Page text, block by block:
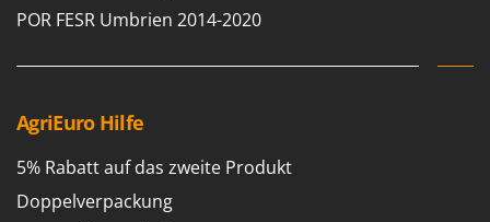
POR FESR Umbrien 2014-2020
AgriEuro Hilfe
5% Rabatt auf das zweite Produkt
Doppelverpackung